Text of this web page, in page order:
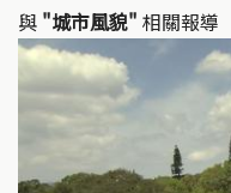
與 "城市風貌" 相關報導